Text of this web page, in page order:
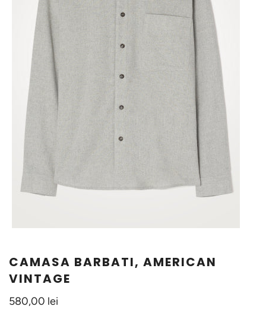
CAMASA BARBATI, AMERICAN
VINTAGE
580,00 lei